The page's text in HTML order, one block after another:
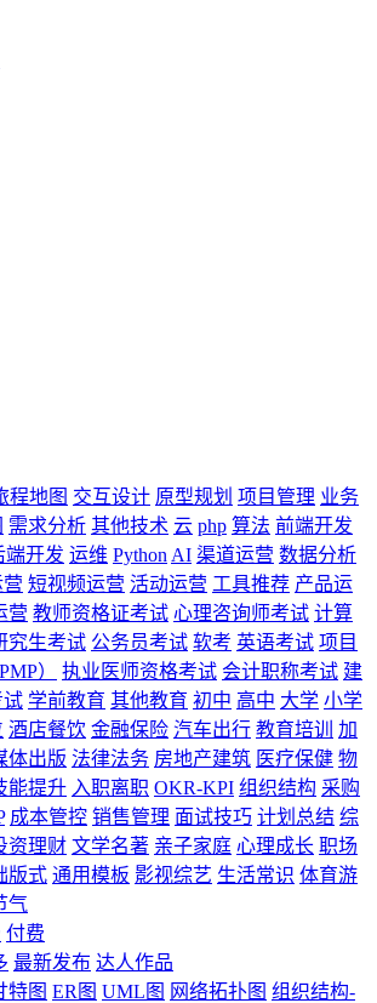
程地图 交互设计 原型规划 项目管理 业务
需求分析 其他技术 云 php 算法 前端开发
端开发 运维 Python AI 渠道运营 数据分析
短视频运营 活动运营 工具推荐 产品运
营 教师资格证考试 心理咨询师考试 计算
究生考试 公务员考试 软考 英语考试 项目
）
执业医师资格考试 会计职称考试 建
试 学前教育 其他教育 初中 高中 大学 小学
酒店餐饮 金融保险 汽车出行 教育培训
加
体出版 法律法务 房地产建筑 医疗保健 物
能提升 入职离职 OKR-KPI 组织结构 采购
成本管控 销售管理 面试技巧 计划总结 综
资理财 文学名著 亲子家庭 心理成长 职场
版式 通用模板 影视综艺 生活常识 体育游
气
付费
最新发布 达人作品
特图 ER图 UML图 网络拓扑图 组织结构-